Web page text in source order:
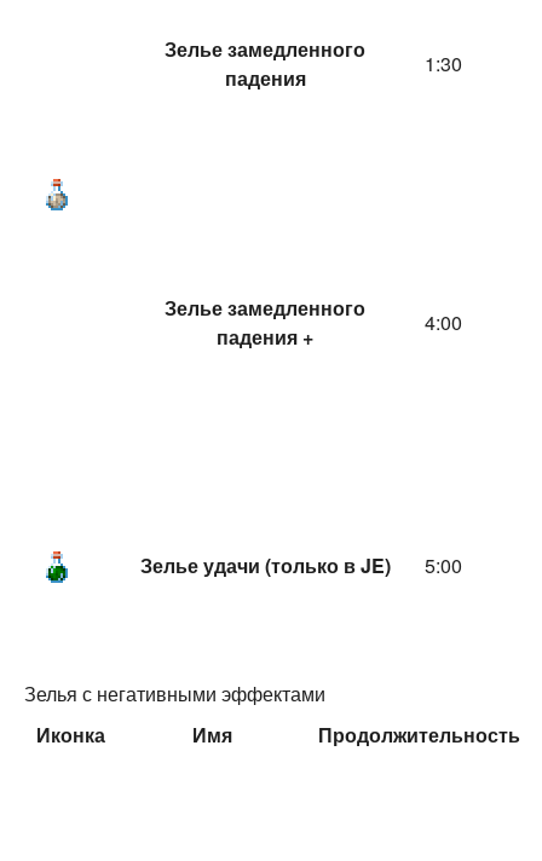
Зелье замедленного
падения
1:30
Зелье замедленного
падения +
4:00
Зелье удачи (только в JE) 5:00
Зелья с негативными эффектами
Иконка
Имя Продолжительность